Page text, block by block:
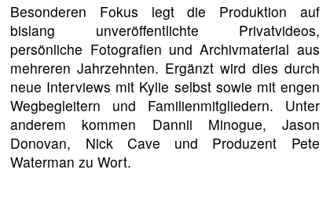
Besonderen Fokus legt die Produktion auf
bislang unveröffentlichte Privatvideos,
persönliche Fotografien und Archivmaterial aus
mehreren Jahrzehnten. Ergänzt wird dies durch
neue Interviews mit Kylie selbst sowie mit engen
Wegbegleitern und Familienmitgliedern. Unter
anderem kommen Dannii Minogue, Jason
Donovan, Nick Cave und Produzent Pete
Waterman zu Wort.